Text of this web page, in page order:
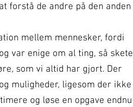
forstå de andre på den anden
mellem mennesker, fordi
var enige om al ting, så skete
som vi altid har gjort. Der
muligheder, ligesom der ikke
og løse en opgave endnu